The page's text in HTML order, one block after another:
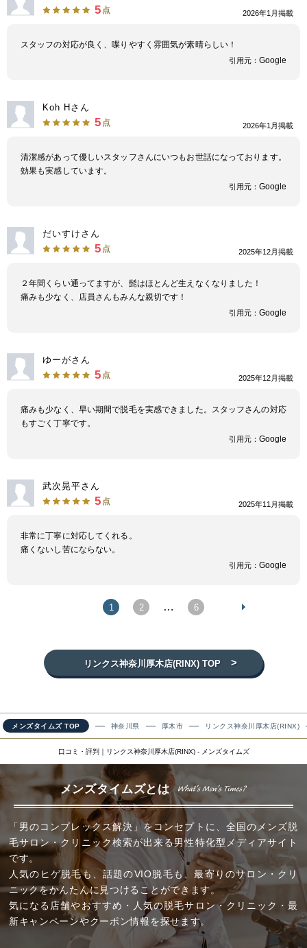
5 点 2026年1月掲載
スタッフの対応が良く、喋りやすく雰囲気が素晴らしい！
引用元： Google
Koh Hさん
5 点 2026年1月掲載
清潔感があって優しいスタッフさんにいつもお世話になっております。
効果も実感しています。
引用元： Google
だいすけさん
5 点 2025年12月掲載
２年間くらい通ってますが、髭はほとんど生えなくなりました！
痛みも少なく、店員さんもみんな親切です！
引用元： Google
ゆーがさん
5 点 2025年12月掲載
痛みも少なく、早い期間で脱毛を実感できました。スタッフさんの対応
もすごく丁寧です。
引用元： Google
武次晃平さん
5 点 2025年11月掲載
非常に丁寧に対応してくれる。
痛くないし苦にならない。
引用元： Google
1 2 … 6
リンクス神奈川厚木店(RINX) TOP >
メンズタイムズ TOP 神奈川県 厚木市 リンクス神奈川厚木店(RINX)
口コミ・評判｜リンクス神奈川厚木店(RINX) - メンズタイムズ
メンズタイムズとは
「男のコンプレックス解決」をコンセプトに、全国のメンズ脱
毛サロン・クリニック検索が出来る男性特化型メディアサイト
です。
人気のヒゲ脱毛も、話題のVIO脱毛も、最寄りのサロン・クリ
ニックをかんたんに見つけることができます。
気になる店舗やおすすめ・人気の脱毛サロン・クリニック・最
新キャンペーンやクーポン情報を探せます。